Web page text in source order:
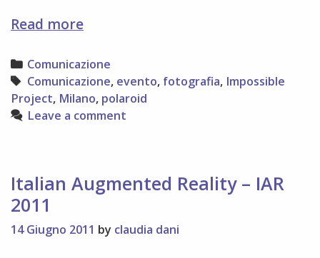
Read moreISO600
della
Fotografia
istantanea
Categories
Comunicazione
Tags
Comunicazione, evento, fotografia, Impossible
Project, Milano, polaroid
Leave a comment
Italian Augmented Reality – IAR
2011
14 Giugno 2011 by claudia dani